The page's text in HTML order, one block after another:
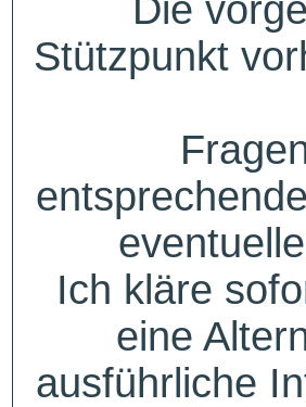
Die
Stützpunkt
Ich kläre
eine
ausführliche